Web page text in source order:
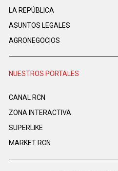
LA REPÚBLICA
ASUNTOS LEGALES
AGRONEGOCIOS
NUESTROS PORTALES
CANAL RCN
ZONA INTERACTIVA
SUPERLIKE
MARKET RCN